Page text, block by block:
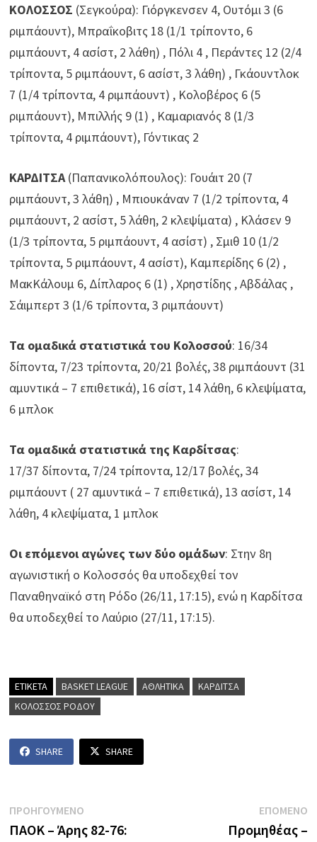
ΚΟΛΟΣΣΟΣ (Σεγκούρα): Γιόργκενσεν 4, Ουτόμι 3 (6
ριμπάουντ), Μπραΐκοβιτς 18 (1/1 τρίποντο, 6
ριμπάουντ, 4 ασίστ, 2 λάθη) , Πόλι 4 , Περάντες 12 (2/4
τρίποντα, 5 ριμπάουντ, 6 ασίστ, 3 λάθη) , Γκάουντλοκ
7 (1/4 τρίποντα, 4 ριμπάουντ) , Κολοβέρος 6 (5
ριμπάουντ), Μπιλλής 9 (1) , Καμαριανός 8 (1/3
τρίποντα, 4 ριμπάουντ), Γόντικας 2
ΚΑΡΔΙΤΣΑ(Παπανικολόπουλος): Γουάιτ 20 (7
ριμπάουντ, 3 λάθη) , Μπιουκάναν 7 (1/2 τρίποντα, 4
ριμπάουντ, 2 ασίστ, 5 λάθη, 2 κλεψίματα) , Κλάσεν 9
(1/3 τρίποντα, 5 ριμπάουντ, 4 ασίστ) , Σμιθ 10 (1/2
τρίποντα, 5 ριμπάουντ, 4 ασίστ), Καμπερίδης 6 (2) ,
ΜακΚάλουμ 6, Δίπλαρος 6 (1) , Χρηστίδης , Αβδάλας ,
Σάιμπερτ 3 (1/6 τρίποντα, 3 ριμπάουντ)
Τα ομαδικά στατιστικά του Κολοσσού: 16/34
δίποντα, 7/23 τρίποντα, 20/21 βολές, 38 ριμπάουντ (31
αμυντικά – 7 επιθετικά), 16 σίστ, 14 λάθη, 6 κλεψίματα,
6 μπλοκ
Τα ομαδικά στατιστικά της Καρδίτσας:
17/37 δίποντα, 7/24 τρίποντα, 12/17 βολές, 34
ριμπάουντ ( 27 αμυντικά – 7 επιθετικά), 13 ασίστ, 14
λάθη, 4 κλεψίματα, 1 μπλοκ
Οι επόμενοι αγώνες των δύο ομάδων: Στην 8η
αγωνιστική ο Κολοσσός θα υποδεχθεί τον
Παναθηναϊκό στη Ρόδο (26/11, 17:15), ενώ η Καρδίτσα
θα υποδεχθεί το Λαύριο (27/11, 17:15).
ΕΤΙΚΕΤΑ BASKET LEAGUE ΑΘΛΗΤΙΚΑ
ΚΑΡΔΙΤΣΑ
ΚΟΛΟΣΣΟΣ ΡΟΔΟΥ
SHARE SHARE
Πλοήγηση
ΠΡΟΗΓΟΥΜΕΝΟ
post:
ΠΑΟΚ – Άρης 82-76:
ΕΠΟΜΕΝΟ
Προμηθέας –